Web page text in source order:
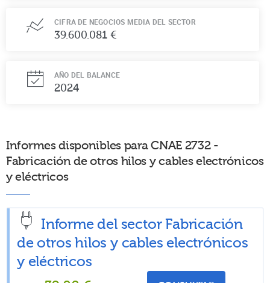
CIFRA DE NEGOCIOS MEDIA DEL SECTOR
39.600.081 €
AÑO DEL BALANCE
2024
Informes disponibles para CNAE 2732 -
Fabricación de otros hilos y cables electrónicos
y eléctricos
Informe del sector Fabricación
de otros hilos y cables electrónicos
y eléctricos